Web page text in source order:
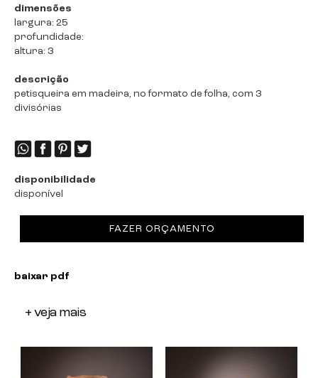
dimensões
largura: 25
profundidade:
altura: 3
descrição
petisqueira em madeira, no formato de folha, com 3
divisórias
disponibilidade
disponível
FAZER ORÇAMENTO
baixar pdf
+ veja mais